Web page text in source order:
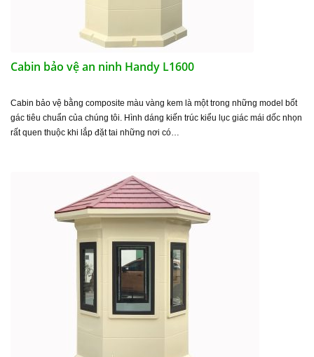
Cabin bảo vệ an ninh Handy L1600
Cabin bảo vệ bằng composite màu vàng kem là một trong những model bốt
gác tiêu chuẩn của chúng tôi. Hình dáng kiến trúc kiểu lục giác mái dốc nhọn
rất quen thuộc khi lắp đặt tai những nơi có…